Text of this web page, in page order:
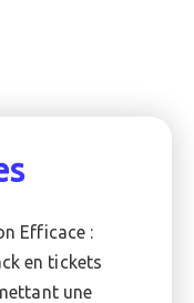
Efficace :
en tickets
une